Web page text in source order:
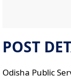
POST
Odisha Public